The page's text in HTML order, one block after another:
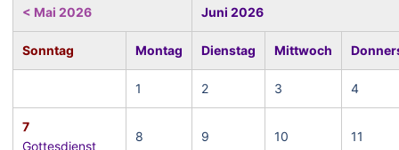
< Mai 2026 Juni 2026
Sonntag Montag Dienstag Mittwoch
1 2 3 4
7
Gottesdienst
8 9 10 11